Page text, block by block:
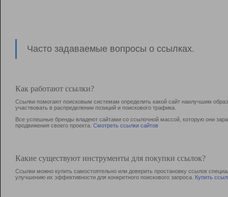
Часто задаваемые вопросы о ссылках.
Как работают ссылки?
Ссылки помогают поисковым системам определить какой сайт наилучшим
участвовать в раcпределении позиций и поискового трафика.
Все успешные бренды владеют сайтами со ссылочной массой, которую они
продвижения своего проекта. Смотреть ссылки сайтов
Какие существуют инструменты для покупки ссылок?
Ссылки можно купить самостоятельно или доверить простановку ссылок
улучшению их эффективности для конкретного поискового запроса. Купить